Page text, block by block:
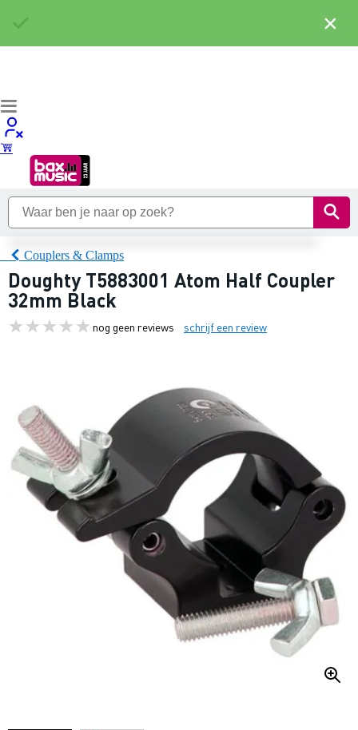
Couplers & Clamps
Doughty T5883001 Atom Half Coupler
32mm Black
nog geen reviews schrijf een review
×